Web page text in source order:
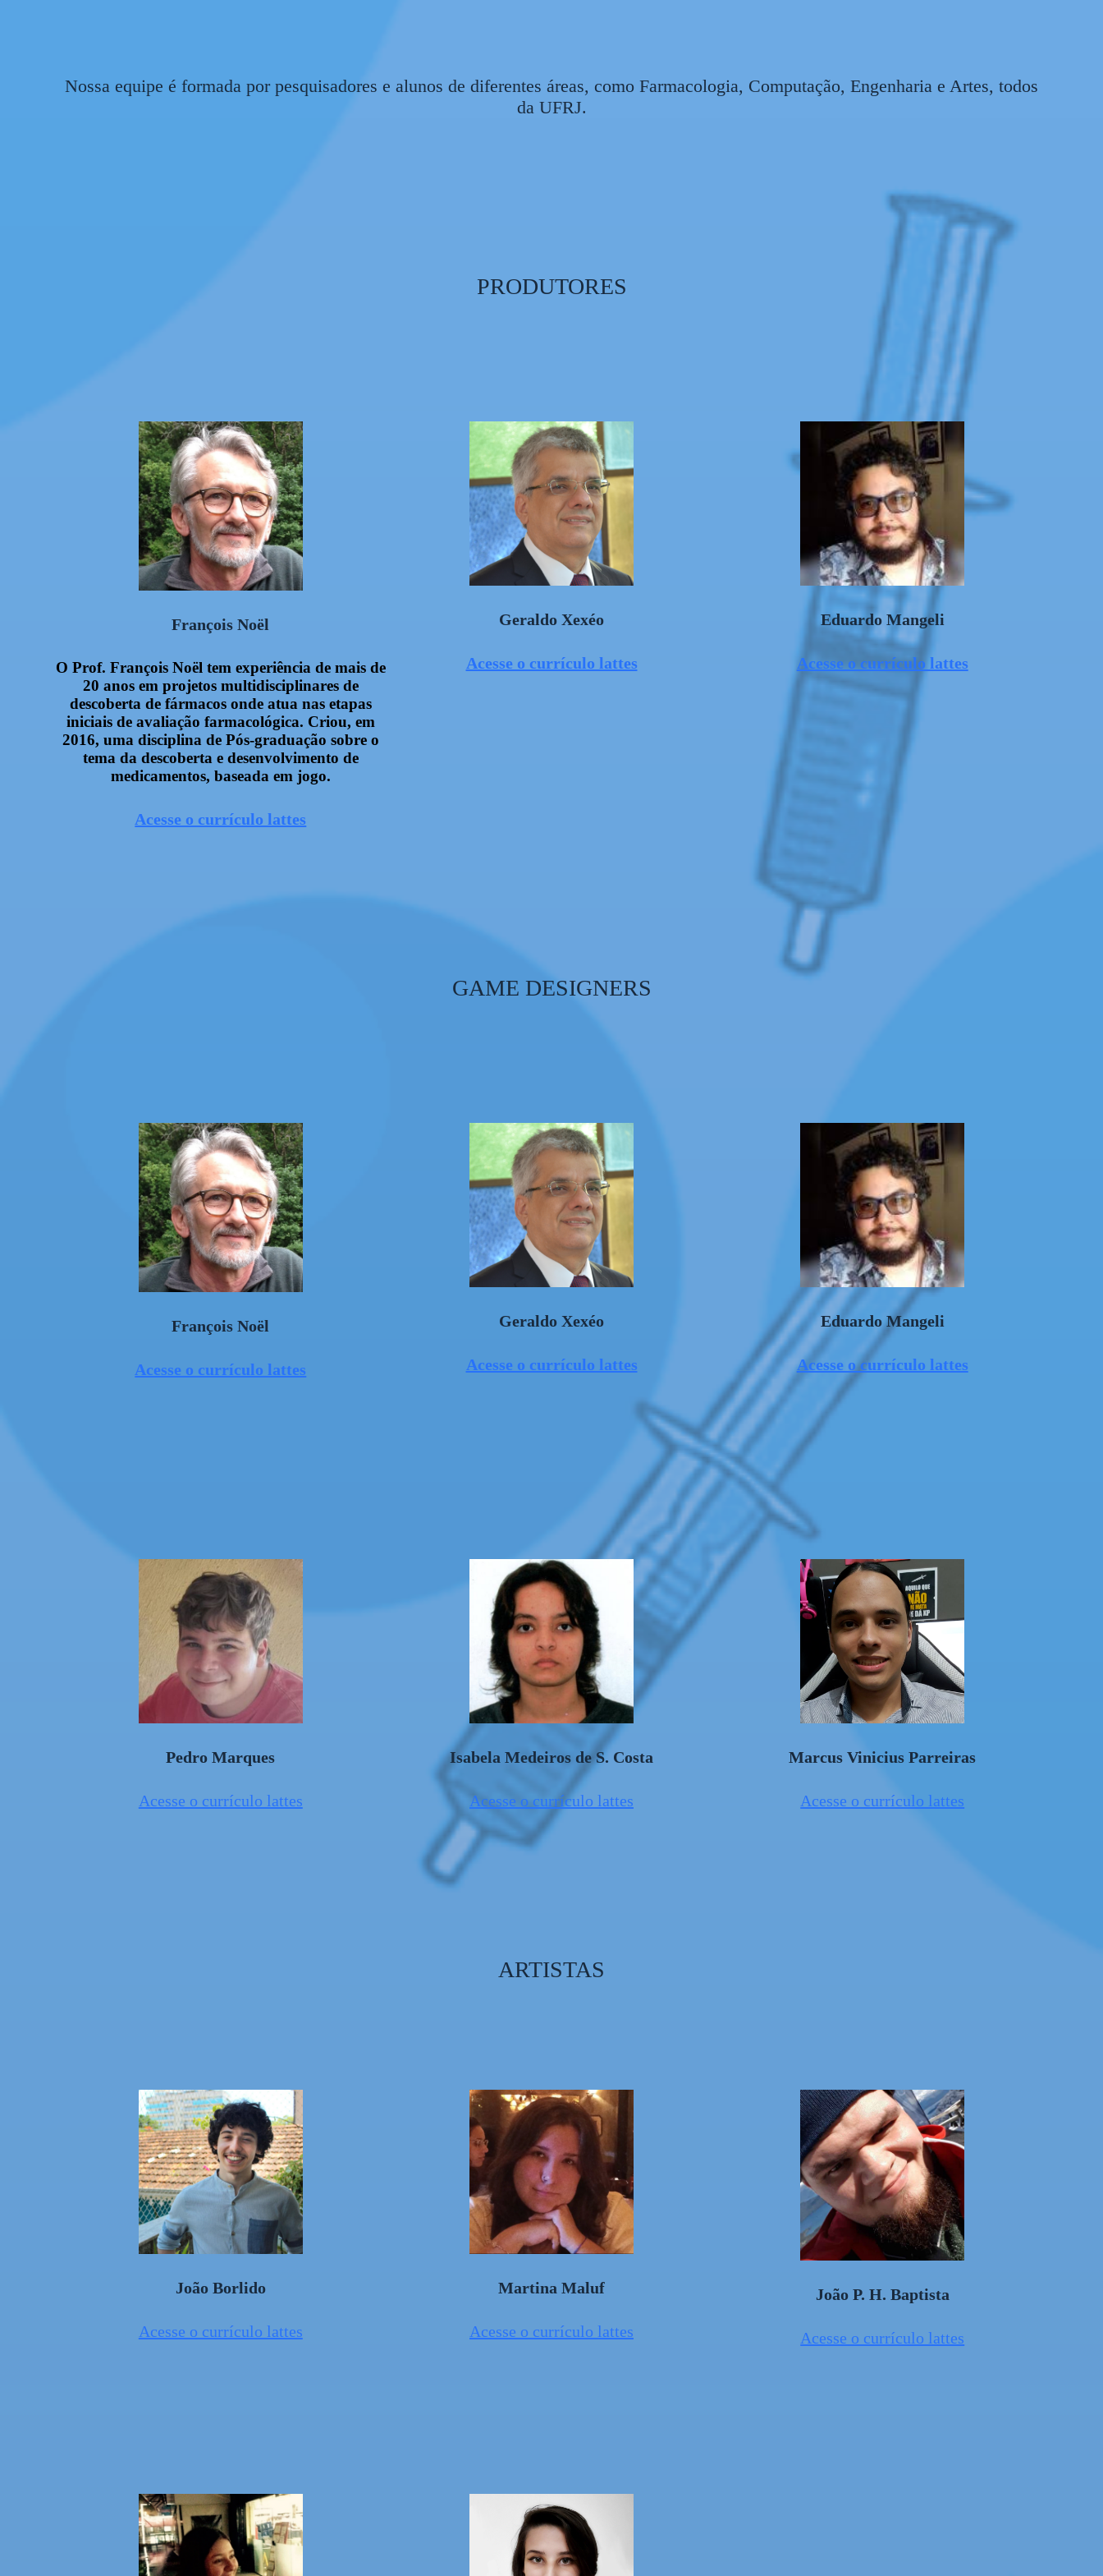
Nossa equipe é formada por pesquisadores e alunos de diferentes áreas, como Farmacologia, Computação, Engenharia e Artes, todos
da UFRJ.
PRODUTORES
François Noël
O Prof. François Noël tem experiência de mais de
20 anos em projetos multidisciplinares de
descoberta de fármacos onde atua nas etapas
iniciais de avaliação farmacológica. Criou, em
2016, uma disciplina de Pós-graduação sobre o
tema da descoberta e desenvolvimento de
medicamentos, baseada em jogo.
Acesse o currículo lattes
Geraldo Xexéo
Acesse o currículo lattes
Eduardo Mangeli
Acesse o currículo lattes
GAME DESIGNERS
François Noël
Acesse o currículo lattes
Geraldo Xexéo
Acesse o currículo lattes
Eduardo Mangeli
Acesse o currículo lattes
Pedro Marques
Acesse o currículo lattes
Isabela Medeiros de S. Costa
Acesse o currículo lattes
Marcus Vinicius Parreiras
Acesse o currículo lattes
ARTISTAS
João Borlido
Acesse o currículo lattes
Martina Maluf
Acesse o currículo lattes
João P. H. Baptista
Acesse o currículo lattes